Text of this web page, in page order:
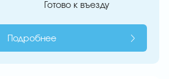
Готово к въезду
Подробнее